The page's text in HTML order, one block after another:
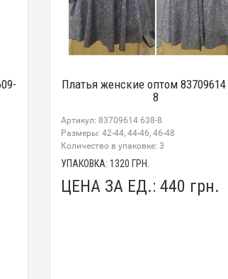
Платья женские оптом 83709614
8
Артикул: 83709614 638-8
Размеры: 42-44, 44-46, 46-48
Количество в упаковке: 3
УПАКОВКА: 1320 ГРН.
ЦЕНА ЗА ЕД.: 440 грн.